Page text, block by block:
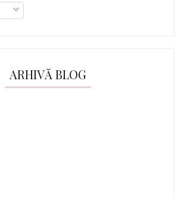
ARHIVĂ BLOG